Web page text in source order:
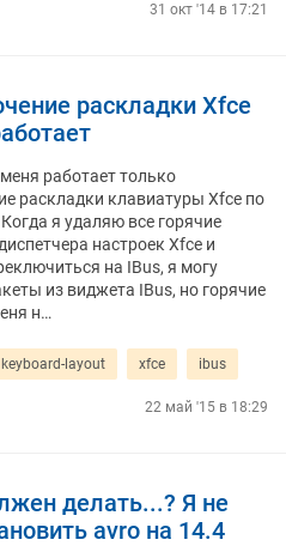
31 окт '14 в 17:21
раскладки Xfce
работает только
раскладки клавиатуры Xfce по
я удаляю все горячие
настроек Xfce и
на IBus, я могу
из виджета IBus, но горячие
н…
keyboard-layout xfce ibus
22 май '15 в 18:29
делать...? Я не
avro на 14.4